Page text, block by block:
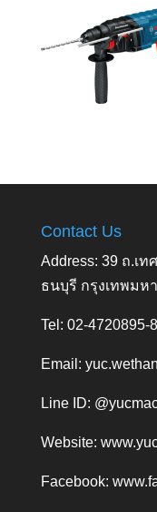
Contact Us
Address: 39 ถ.เ
ธนบุรี กรุงเทพมห
Tel: 02-4720895-8
Email:
Line ID:
Website:
Facebook: